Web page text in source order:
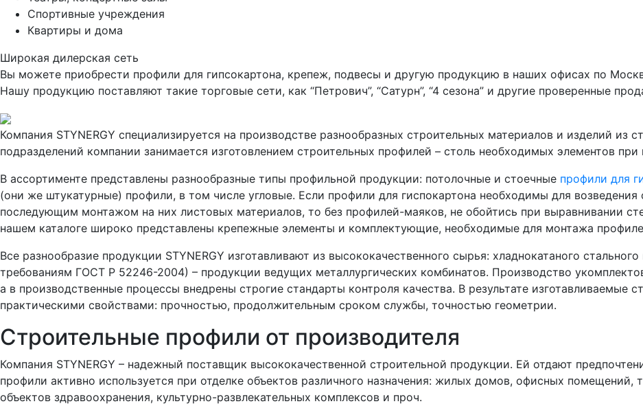
Спортивные учреждения
Квартиры и дома
Широкая дилерская сеть
Вы можете приобрести профили для гипсокартона, крепеж, подвесы и другую продукцию в наших офисах по
Нашу продукцию поставляют такие торговые сети, как “Петрович”, “Сатурн”, “4 сезона” и другие проверенные
Компания STYNERGY специализируется на производстве разнообразных строительных материалов и изделий из
подразделений компании занимается изготовлением строительных профилей – столь необходимых элементов
В ассортименте представлены разнообразные типы профильной продукции: потолочные и стоечные профили для
(они же штукатурные) профили, в том числе угловые. Если профили для гиспокартона необходимы для
последующим монтажом на них листовых материалов, то без профилей-маяков, не обойтись при выравнивании
нашем каталоге широко представлены крепежные элементы и комплектующие, необходимые для монтажа
Все разнообразие продукции STYNERGY изготавливают из высококачественного сырья: хладнокатаного
требованиям ГОСТ Р 52246-2004) – продукции ведущих металлургических комбинатов. Производство
а в производственные процессы внедрены строгие стандарты контроля качества. В результате
практическими свойствами: прочностью, продолжительным сроком службы, точностью геометрии.
Строительные профили от производителя
Компания STYNERGY – надежный поставщик высококачественной строительной продукции. Ей отдают
профили активно используется при отделке объектов различного назначения: жилых домов, офисных помещений,
объектов здравоохранения, культурно-развлекательных комплексов и проч.